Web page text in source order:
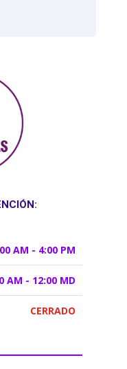
AM - 4:00 PM
AM - 12:00 MD
CERRADO